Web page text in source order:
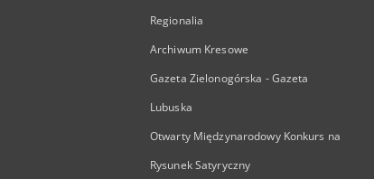
Regionalia
Archiwum Kresowe
Gazeta Zielonogórska - Gazeta
Lubuska
Otwarty Międzynarodowy Konkurs na
Rysunek Satyryczny